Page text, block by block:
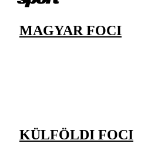
MAGYAR FOCI
KÜLFÖLDI FOCI